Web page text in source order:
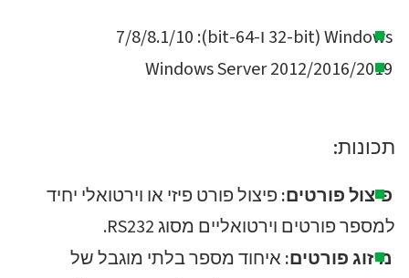
תכונות:
פיצול פורטים: פיצול פורט פיזי או וירטואלי יחיד
למספר פורטים וירטואליים מסוג RS232.
מיזוג פורטים: איחוד מספר בלתי מוגבל של